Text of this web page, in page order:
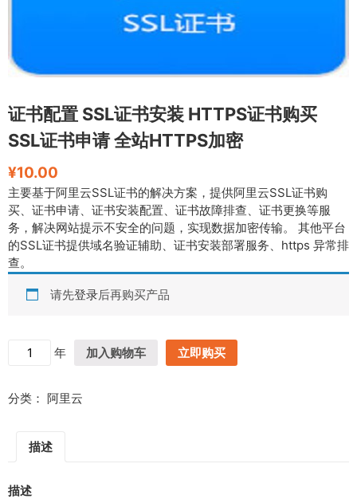
证书配置 SSL证书安装 HTTPS证书购买
SSL证书申请 全站HTTPS加密
¥10.00
主要基于阿里云SSL证书的解决方案，提供阿里云SSL证书购
买、证书申请、证书安装配置、证书故障排查、证书更换等服
务，解决网站提示不安全的问题，实现数据加密传输。 其他平台
的SSL证书提供域名验证辅助、证书安装部署服务、https 异常排
查。
请先登录后再购买产品
置
书
年 加入购物车 立即购买
分类： 阿里云
描述
描述